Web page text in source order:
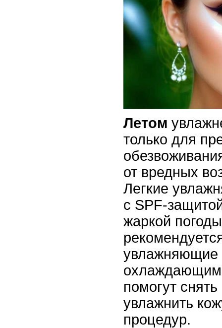
Летом
только для
от вредных
Легкие
с SPF-
жаркой
увлажняющие
помогут
увлажнить
процедур.